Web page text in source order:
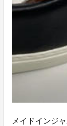
メイドインジ